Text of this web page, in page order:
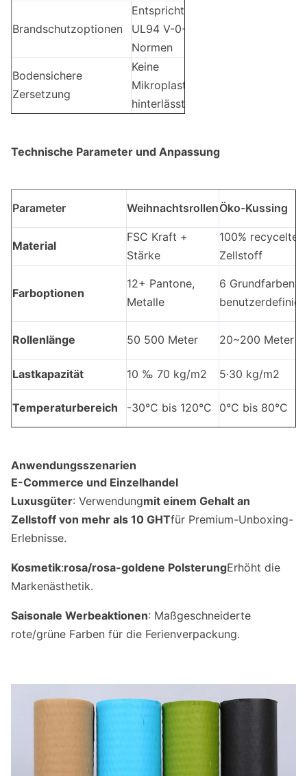
Brandschutzoptionen
Entspricht den
UL94 V-0-
Normen
Bodensichere
Zersetzung
Keine
Mikroplastik
hinterlässt
Technische Parameter und Anpassung
Parameter WeihnachtsrollenÖko-Kussing
Material
FSC Kraft +
Stärke
100% recyceltes
Zellstoff
Farboptionen
12+ Pantone,
Metalle
6 Grundfarben +
Rollenlänge 50 500 Meter 20~200 Meter
Lastkapazität 10 ‰ 70 kg/m2 5·30 kg/m2
Temperaturbereich -30°C bis 120°C 0°C bis 80°C
Anwendungsszenarien
E-Commerce und Einzelhandel
Luxusgüter: Verwendungmit einem Gehalt an
Zellstoff von mehr als 10 GHTfür Premium-Unboxing-
Erlebnisse.
Kosmetik:rosa/rosa-goldene PolsterungErhöht die
Markenästhetik.
Saisonale Werbeaktionen: Maßgeschneiderte
rote/grüne Farben für die Ferienverpackung.